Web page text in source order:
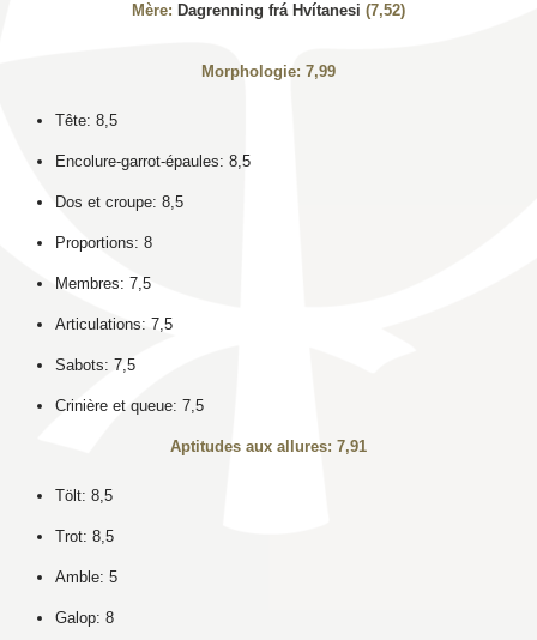
Mère: Dagrenning frá Hvítanesi (7,52)
Morphologie: 7,99
Tête: 8,5
Encolure-garrot-épaules: 8,5
Dos et croupe: 8,5
Proportions: 8
Membres: 7,5
Articulations: 7,5
Sabots: 7,5
Crinière et queue: 7,5
Aptitudes aux allures: 7,91
Tölt: 8,5
Trot: 8,5
Amble: 5
Galop: 8